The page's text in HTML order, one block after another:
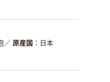
／ 原産国
日本